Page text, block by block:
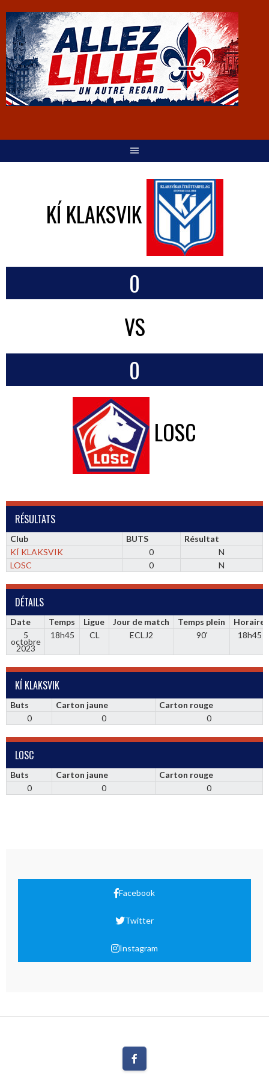
KÍ KLAKSVIK
0
VS
0
LOSC
RÉSULTATS
Club BUTS
Résultat
KÍ KLAKSVIK
0
N
LOSC
0 N
DÉTAILS
Date Temps Ligue Jour de match Temps plein
Horaire
5
octobre
2023
18h45 CL ECLJ2 90' 18h45
KÍ KLAKSVIK
Buts Carton jaune
Carton rouge
0
0 0
LOSC
Buts Carton jaune
Carton rouge
0
0 0
Facebook
Twitter
Instagram